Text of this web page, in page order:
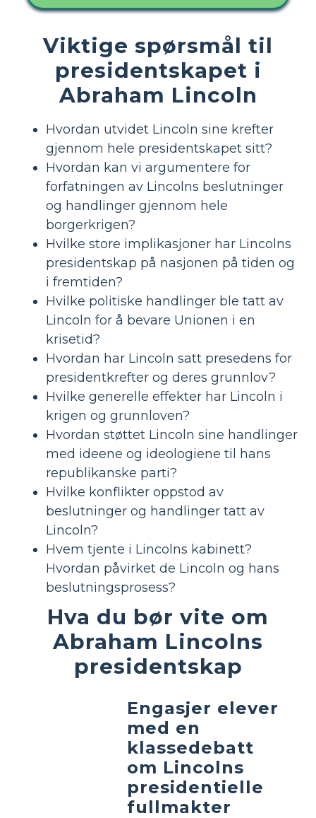
Viktige spørsmål til
presidentskapet i
Abraham Lincoln
Hvordan utvidet Lincoln sine krefter
gjennom hele presidentskapet sitt?
Hvordan kan vi argumentere for
forfatningen av Lincolns beslutninger
og handlinger gjennom hele
borgerkrigen?
Hvilke store implikasjoner har Lincolns
presidentskap på nasjonen på tiden og
i fremtiden?
Hvilke politiske handlinger ble tatt av
Lincoln for å bevare Unionen i en
krisetid?
Hvordan har Lincoln satt presedens for
presidentkrefter og deres grunnlov?
Hvilke generelle effekter har Lincoln i
krigen og grunnloven?
Hvordan støttet Lincoln sine handlinger
med ideene og ideologiene til hans
republikanske parti?
Hvilke konflikter oppstod av
beslutninger og handlinger tatt av
Lincoln?
Hvem tjente i Lincolns kabinett?
Hvordan påvirket de Lincoln og hans
beslutningsprosess?
Hva du bør vite om
Abraham Lincolns
presidentskap
Engasjer elever
med en
klassedebatt
om Lincolns
presidentielle
fullmakter